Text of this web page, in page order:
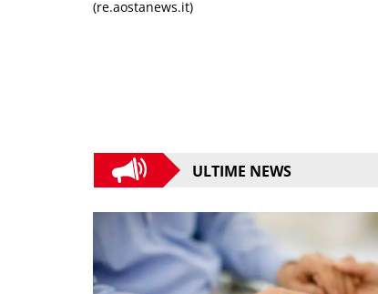
(re.aostanews.it)
ULTIME NEWS